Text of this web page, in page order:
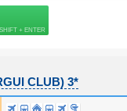
CLUB) 3*